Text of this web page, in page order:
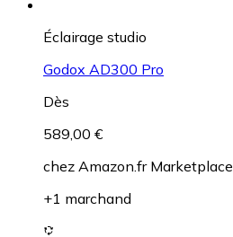
Éclairage studio
Godox AD300 Pro
Dès
589,00 €
chez Amazon.fr Marketplace
+1 marchand